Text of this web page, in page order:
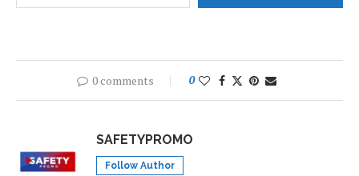
0 comments 0
SAFETYPROMO
Follow Author